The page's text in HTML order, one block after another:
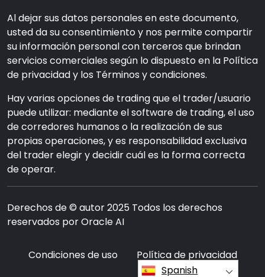
Al dejar sus datos personales en este documento,
usted da su consentimiento y nos permite compartir
su información personal con terceros que brindan
servicios comerciales según lo dispuesto en la Política
de privacidad y los Términos y condiciones.
Hay varias opciones de trading que el trader/usuario
puede utilizar: mediante el software de trading, el uso
de corredores humanos o la realización de sus
propias operaciones, y es responsabilidad exclusiva
del trader elegir y decidir cuál es la forma correcta
de operar.
Derechos de © autor 2025 Todos los derechos
reservados por Oracle AI
Condiciones de uso
Política de privacidad
Spanish